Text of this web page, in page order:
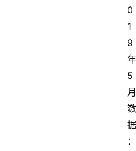
0
1
9
年
5
月
数
据
：